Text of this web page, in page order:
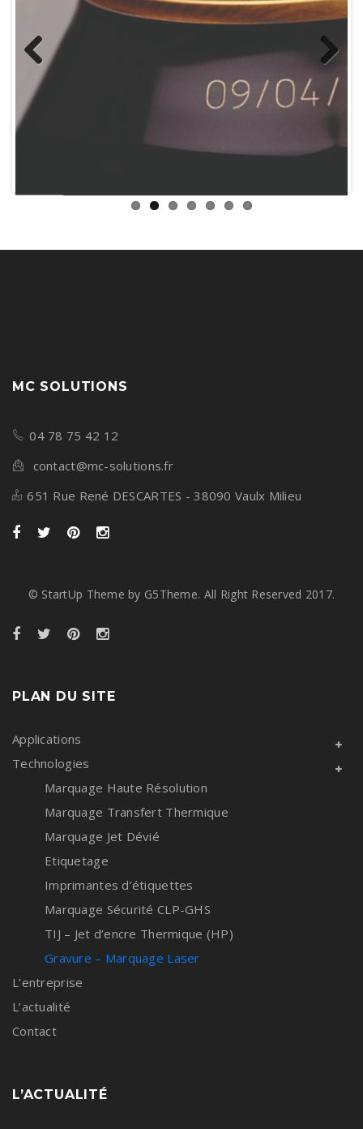
Previous Next
MC SOLUTIONS
04 78 75 42 12
contact@mc-solutions.fr
651 Rue René DESCARTES - 38090 Vaulx Milieu
© StartUp Theme by G5Theme. All Right Reserved 2017.
PLAN DU SITE
Applications
Technologies
Marquage Haute Résolution
Marquage Transfert Thermique
Marquage Jet Dévié
Etiquetage
Imprimantes d’étiquettes
Marquage Sécurité CLP-GHS
TIJ – Jet d’encre Thermique (HP)
Gravure – Marquage Laser
L’entreprise
L’actualité
Contact
L’ACTUALITÉ